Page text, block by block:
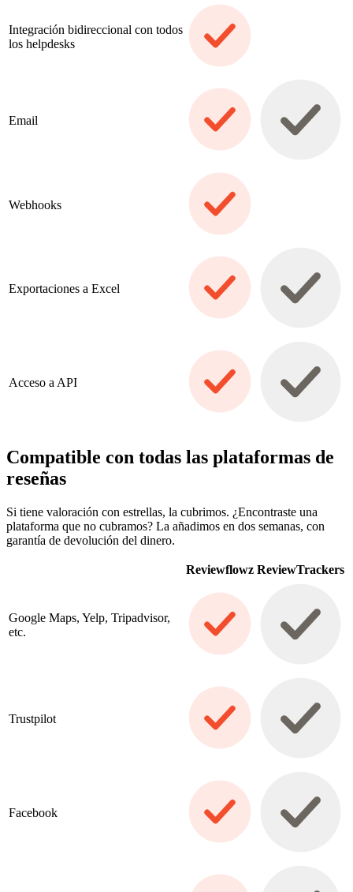
Integración bidireccional con todos
los helpdesks
Email
Webhooks
Exportaciones a Excel
Acceso a API
Compatible con todas las plataformas de
reseñas
Si tiene valoración con estrellas, la cubrimos. ¿Encontraste una
plataforma que no cubramos? La añadimos en dos semanas, con
garantía de devolución del dinero.
Reviewflowz ReviewTrackers
Google Maps, Yelp, Tripadvisor,
etc.
Trustpilot
Facebook